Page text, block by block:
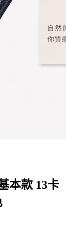
本款 13卡